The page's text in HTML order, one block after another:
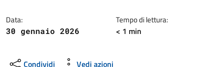
Data:
30 gennaio 2026
Tempo di lettura:
< 1 min
Condividi Vedi azioni